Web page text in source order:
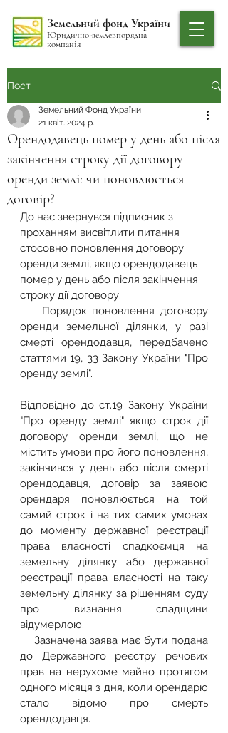
Земельний фонд України
Юридично-землевпорядна
компанія
Пост
Орендодавець помер у день або після
закінчення строку дії договору
оренди землі: чи поновлюється
договір?
Земельний Фонд України
21 квіт. 2024 р.
До нас звернувся підписник з
проханням висвітлити питання
стосовно поновлення договору
оренди землі, якщо орендодавець
помер у день або після закінчення
строку дії договору.
Порядок поновлення договору
оренди земельної ділянки, у разі
смерті орендодавця, передбачено
статтями 19, 33 Закону України "Про
оренду землі".
Відповідно до ст.19 Закону України
"Про оренду землі" якщо строк дії
договору оренди землі, що не
містить умови про його поновлення,
закінчився у день або після смерті
орендодавця, договір за заявою
орендаря поновлюється на той
самий строк і на тих самих умовах
до моменту державної реєстрації
права власності спадкоємця на
земельну ділянку або державної
реєстрації права власності на таку
земельну ділянку за рішенням суду
про визнання спадщини
відумерлою.
Зазначена заява має бути подана
до Державного реєстру речових
прав на нерухоме майно протягом
одного місяця з дня, коли орендарю
стало відомо про смерть
орендодавця.